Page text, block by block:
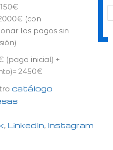
(con
los pagos sin
(pago inicial) +
2450€
catálogo
, LinkedIn, Instagram